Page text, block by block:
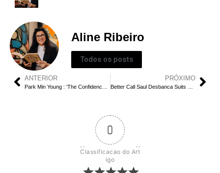
Aline Ribeiro
Todos os posts
ANTERIOR PRÓXIMO
0
Classificacao do Art
igo